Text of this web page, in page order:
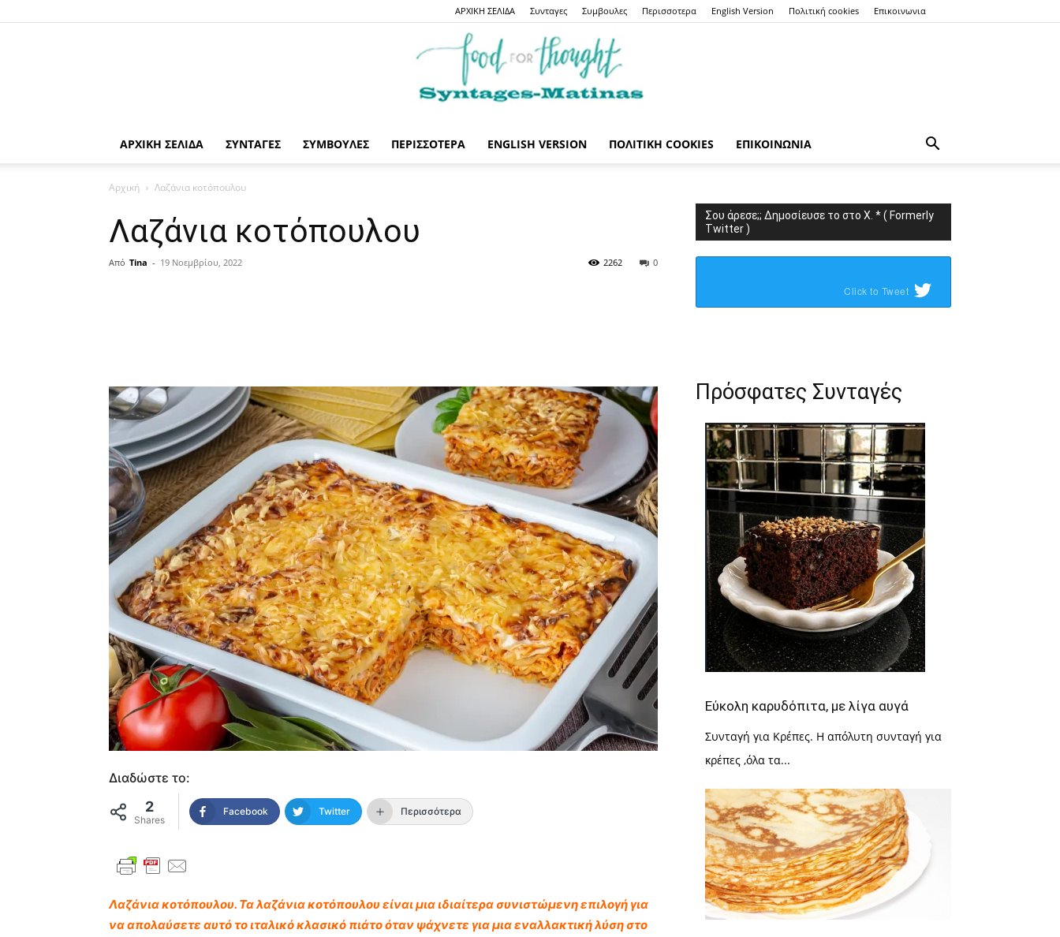
ΑΡΧΙΚΗ ΣΕΛΙΔΑ Συνταγες Συμβουλες Περισσοτερα English Version Πολιτική cookies Επικοινωνια
ΑΡΧΙΚΗ ΣΕΛΙΔΑ ΣΥΝΤΑΓΕΣ ΣΥΜΒΟΥΛΕΣ ΠΕΡΙΣΣΟΤΕΡΑ ENGLISH VERSION ΠΟΛΙΤΙΚΉ COOKIES ΕΠΙΚΟΙΝΩΝΙΑ
Αρχική Λαζάνια κοτόπουλου
Λαζάνια κοτόπουλου
Από Tina - 19 Νοεμβρίου, 2022 0
2262
Διαδώστε το:
2
Shares
Facebook Twitter Περισσότερα
Λαζάνια κοτόπουλου. Τα λαζάνια κοτόπουλου είναι μια ιδιαίτερα συνιστώμενη επιλογή για
να απολαύσετε αυτό το ιταλικό κλασικό πιάτο όταν ψάχνετε για μια εναλλακτική λύση στο
Σου άρεσε;; Δημοσίευσε το στο X. * ( Formerly
Twitter )
Click to Tweet
Πρόσφατες Συνταγές
Εύκολη καρυδόπιτα, με λίγα αυγά
Συνταγή για Κρέπες. Η απόλυτη συνταγή για
κρέπες ,όλα τα...